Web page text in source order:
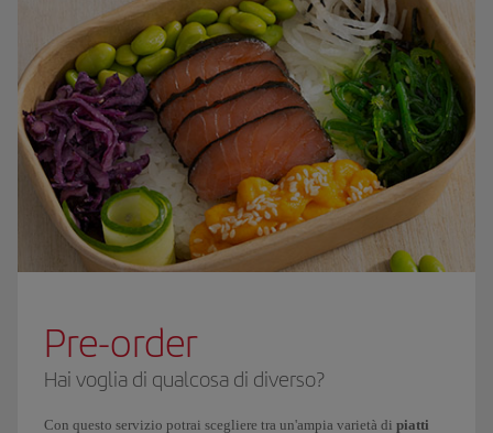
Pre-order
Hai voglia di qualcosa di diverso?
Con questo servizio potrai scegliere tra un'ampia varietà di piatti